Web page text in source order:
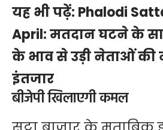
यह भी पढ़ें: Phalodi
April: मतदान घटने के
के भाव से उड़ी नेताओं की
इंतजार
बीजेपी खिलाएगी कमल